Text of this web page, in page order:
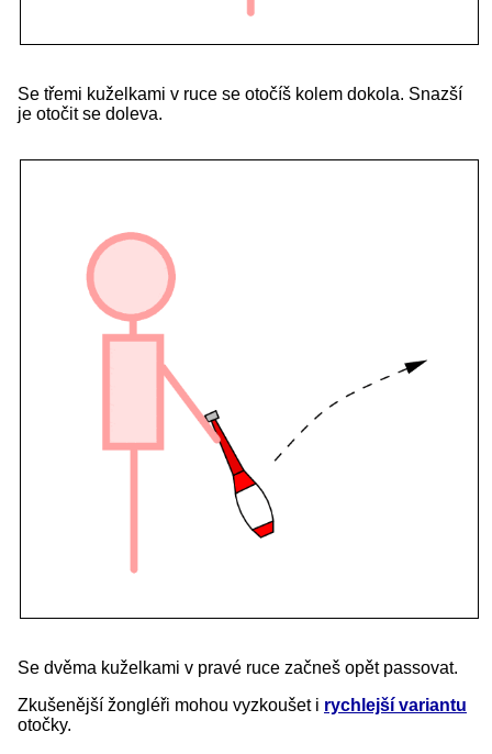
Se třemi kuželkami v ruce se otočíš kolem dokola. Snazší
je otočit se doleva.
Se dvěma kuželkami v pravé ruce začneš opět passovat.
Zkušenější žongléři mohou vyzkoušet i rychlejší variantu
otočky.